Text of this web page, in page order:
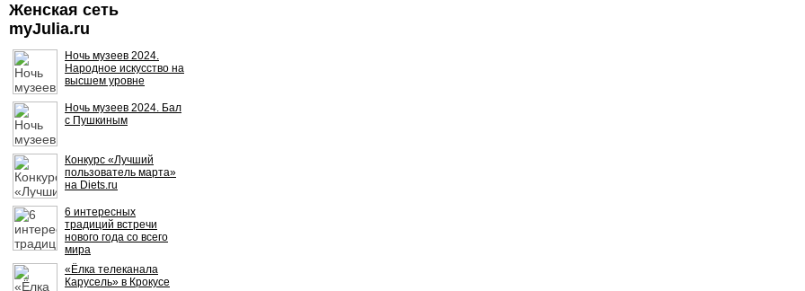
Женская сеть
myJulia.ru
Ночь музеев 2024.
Народное искусство на
высшем уровне
Ночь музеев 2024. Бал
с Пушкиным
Конкурс «Лучший
пользователь марта»
на Diets.ru
6 интересных
традиций встречи
нового года со всего
мира
«Ёлка телеканала
Карусель» в Крокусе